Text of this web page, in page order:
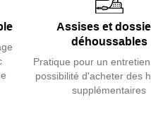
et coloris, roulettes en
pour un maintien
déhoussables et entretien
notre collection de
Assises et
déhoussables
Pratique pour un
possibilité d'acheter des
supplémentaires